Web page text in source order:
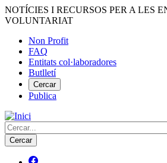
Vés
al
NOTÍCIES I RECURSOS PER A LES
VOLUNTARIAT
Menú
del
compte
d'usuari
Non Profit
FAQ
Entitats col·laboradores
Butlletí
Cercar
Publica
Cerca